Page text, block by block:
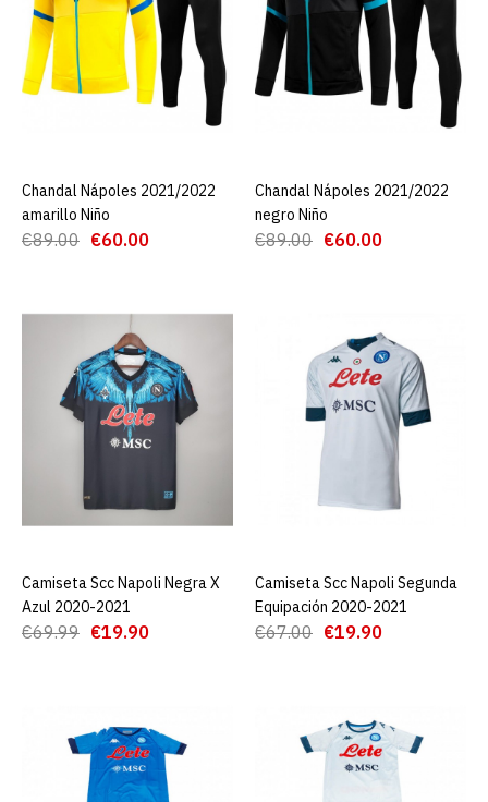
ADD TO COMPARE
ADD TO WISHLIST
€89.00 €60.00
ADD TO COMPARE
ADD TO WISHLIST
Chandal Nápoles
2021/2022 negro Niño
AGREGAR AL CARRO
ADD TO COMPARE
Camiseta Scc Napoli Negra
X Azul 2020-2021
AGREGAR AL CARRO
Chandal Nápoles 2021/2022
amarillo Niño
€89.00 €60.00
AGREGAR AL CARRO
Chandal Nápoles 2021/2022
negro Niño
€89.00 €60.00
AGREGAR AL CARRO
Camiseta Scc Napoli Negra X
Azul 2020-2021
€69.99 €19.90
AGREGAR AL CARRO
Camiseta Scc Napoli Segunda
Equipación 2020-2021
€67.00 €19.90